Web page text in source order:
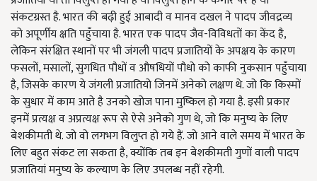
संकटग्रस्त है. भारत की बढ़ी हुई आबादी व मानव दखल ने पादप जीवद्रव्य
को अपूर्णीय क्षति पहुँचाया है. भारत एक पादप जैव-विविधतों का केंद है,
लेकिन संरक्षित स्थानों पर भी जंगली पादप प्रजातियों के अपक्षय के कारण
फसलों,मसालों,सुगधित पौधों व औषधियों पौधो को काफी नुकसान पहुँचाया
है, जिसके कारण ये जंगली प्रजातियो जिनमें अनेको लक्षण थे. जो कि किस्मों
के सुधार में काम आते है उनको खोज पाना मुष्किल हो गया है. इसी प्रकार
इनमें प्रत्यक्ष व अप्रत्यक्ष रूप से ऐसे अनेको गुण थे, जो कि मनुष्य के लिए
बेशकीमती थे. जो वो लगभग विलुप्त हो गये हैं. जो आने वाले समय में भारत के
लिए बहुत संकट ला सकता है, क्योंकि तब इन बेशकीमती गुणों वाली पादप
प्रजातियां मनुष्य के कल्याण के लिए उपलब्ध नहीं रहेगी.